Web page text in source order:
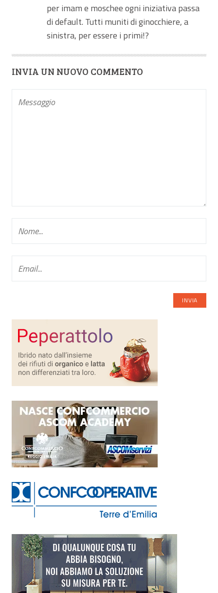
per imam e moschee ogni iniziativa passa
di default. Tutti muniti di ginocchiere, a
sinistra, per essere i primi!?
INVIA UN NUOVO COMMENTO